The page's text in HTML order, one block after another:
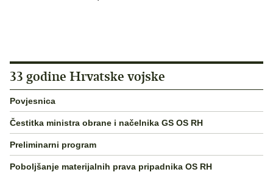
33 godine Hrvatske vojske
Povjesnica
Čestitka ministra obrane i načelnika GS OS RH
Preliminarni program
Poboljšanje materijalnih prava pripadnika OS RH